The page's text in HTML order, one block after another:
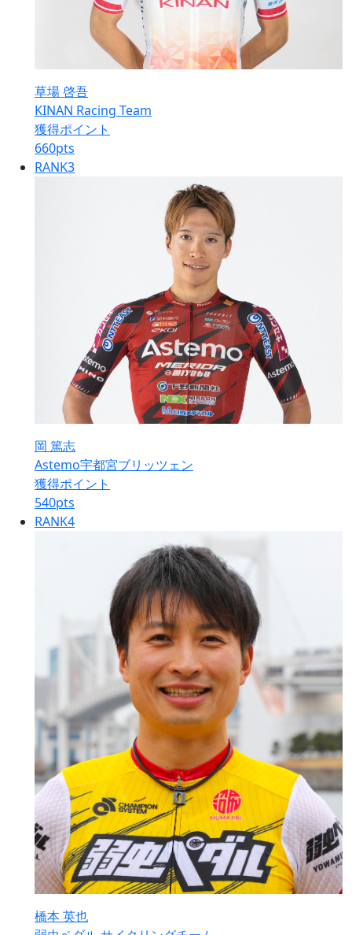
草場 啓吾
KINAN Racing Team
獲得ポイント
660pts
RANK3
岡 篤志
Astemo宇都宮ブリッツェン
獲得ポイント
540pts
RANK4
橋本 英也